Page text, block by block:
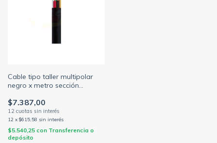
Cable tipo taller multipolar
negro x metro sección
CONDUCTORES)
$7.387,00
12 x $615,58 sin interés
$5.540,25 con Transferencia o
depósito